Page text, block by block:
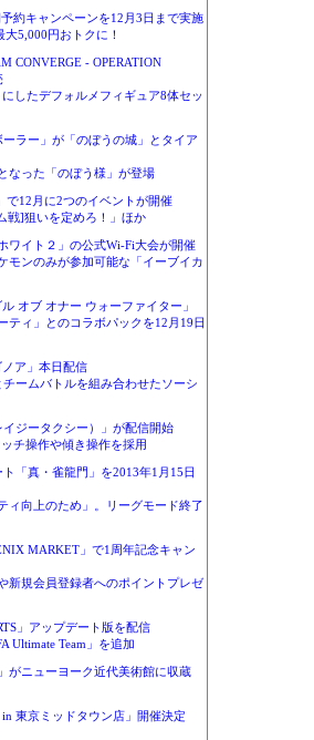
約キャンペーンを12月3日まで実施
5,000円おトクに！
CONVERGE - OPERATION
したデフォルメフィギュア8体セッ
ラー」が「のぼうの城」とタイア
なった「のぼう様」が登場
で12月に2つのイベントが開催
戦]狙いを定めろ！」ほか
ワイト２」の公式Wi-Fi大会が開催
モンのみが参加可能な「イーブイカ
オブ オナー ウォーファイター」
ティ」とのコラボパックを12月19日
ア」本日配信
ームバトルを組み合わせたソーシ
ジータクシー）」が配信開始
チ操作や傾き操作を採用
ト「真・雀龍門」を2013年1月15日
ィ向上のため」。リーグモード終了
MARKET」で1周年記念キャン
新規会員登録者へのポイントプレゼ
」アップデート版を配信
Ultimate Team」を追加
がニューヨーク近代美術館に収蔵
in 東京ミッドタウン店」開催決定